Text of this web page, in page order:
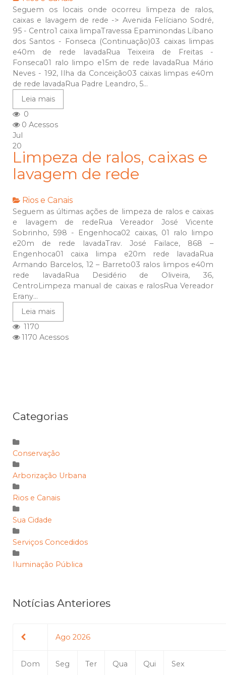
Seguem os locais onde ocorreu limpeza de ralos,
caixas e lavagem de rede -> Avenida Felíciano Sodré,
95 - Centro1 caixa limpaTravessa Epaminondas Líbano
dos Santos - Fonseca (Continuação)03 caixas limpas
e40m de rede lavadaRua Teixeira de Freitas -
Fonseca01 ralo limpo e15m de rede lavadaRua Mário
Neves - 192, Ilha da Conceição03 caixas limpas e40m
de rede lavadaRua Padre Leandro, 5...
Leia mais
0
0 Acessos
Jul
20
Limpeza de ralos, caixas e
lavagem de rede
Rios e Canais
Seguem as últimas ações de limpeza de ralos e caixas
e lavagem de redeRua Vereador José Vicente
Sobrinho, 598 - Engenhoca02 caixas, 01 ralo limpo
e20m de rede lavadaTrav. José Failace, 868 –
Engenhoca01 caixa limpa e20m rede lavadaRua
Armando Barcelos, 12 – Barreto03 ralos limpos e40m
rede lavadaRua Desidério de Oliveira, 36,
CentroLimpeza manual de caixas e ralosRua Vereador
Erany...
Leia mais
1170
1170 Acessos
Categorias
Conservação
Arborização Urbana
Rios e Canais
Sua Cidade
Serviços Concedidos
Iluminação Pública
Notícias Anteriores
Ago 2026
Dom Seg Ter Qua Qui Sex